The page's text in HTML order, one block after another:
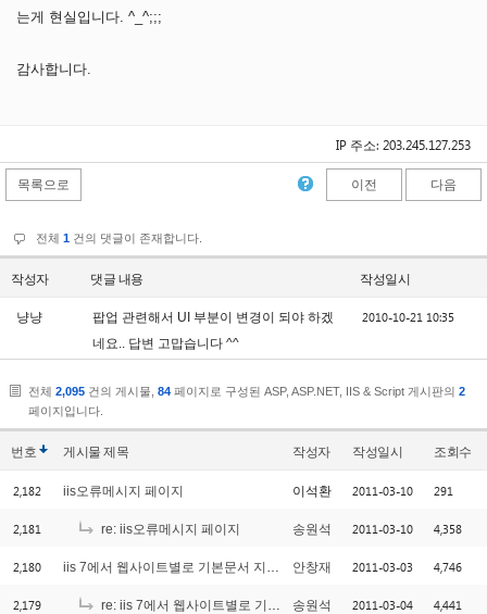
는게 현실입니다. ^_^;;;
감사합니다.
IP 주소: 203.245.127.253
목록으로 이전 다음
전체 1 건의 댓글이 존재합니다.
작성자 댓글 내용 작성일시
냥냥
팝업 관련해서 UI 부분이 변경이 되야 하겠
네요.. 답변 고맙습니다 ^^
2010-10-21 10:35
전체 2,095 건의 게시물, 84 페이지로 구성된 ASP, ASP.NET, IIS & Script 게시판의 2
페이지입니다.
번호 게시물제목 작성자 작성일시 조회수
2,182 iis오류메시지 페이지 이석환 2011-03-10 291
2,181 re: iis오류메시지 페이지 송원석 2011-03-10 4,358
2,180 iis 7에서 웹사이트별로 기본문서 지정하는 방법 안창재 2011-03-03 4,746
2,179 re: iis 7에서 웹사이트별로 기본문서 지정하는 방법 송원석 2011-03-04 4,441